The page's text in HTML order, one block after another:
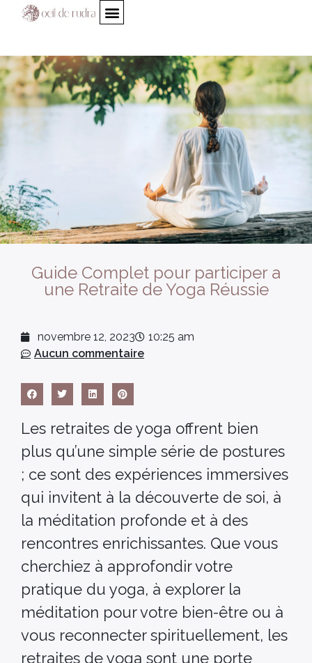
Guide Complet pour participer a
une Retraite de Yoga Réussie
novembre 12, 2023
10:25 am
Aucun commentaire
Les retraites de yoga offrent bien
plus qu’une simple série de postures
; ce sont des expériences immersives
qui invitent à la découverte de soi, à
la méditation profonde et à des
rencontres enrichissantes. Que vous
cherchiez à approfondir votre
pratique du yoga, à explorer la
méditation pour votre bien-être ou à
vous reconnecter spirituellement, les
retraites de yoga sont une porte